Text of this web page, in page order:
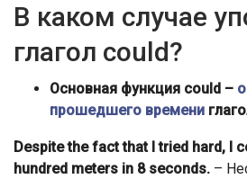
В каком случае
глагол could?
Основная функция could –
прошедшего времени
Despite the fact that I tried hard, I
hundred meters in 8 seconds. –